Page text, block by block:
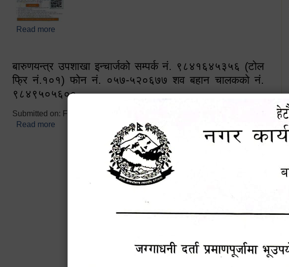
Read more
बारुणयन्त्र उपशाखा इन्चार्जको सम्पर्क नं. ९८४१६४५३५६ (टोल
फ्रि नं.१०१) फोन नं. ०५७-५२०६७७ शव बहान चालकको नं.
९८४९५०५६००
Submitted on: Fri, 02/25/2022 - 10:50
Read more about बारुणयन्त्र उपशाखा इन्चार्जको सम्पर्क नं. ९८४१६४५३५६ (टोल फ्रि
नं.१०१) फोन नं. ०५७-५२०६७७ शव बहान चालकको नं. ९८४९५०५६००